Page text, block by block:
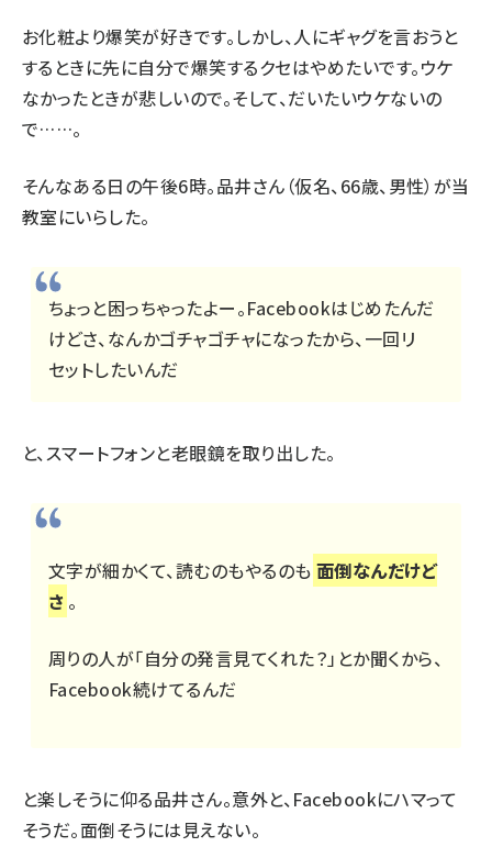
お化粧より爆笑が好きです。しかし、人にギャグを言おうと
するときに先に自分で爆笑するクセはやめたいです。ウケ
なかったときが悲しいので。そして、だいたいウケないの
で……。
そんなある日の午後6時。品井さん（仮名、66歳、男性）が当
教室にいらした。
ちょっと困っちゃったよー。Facebookはじめたんだ
けどさ、なんかゴチャゴチャになったから、一回リ
セットしたいんだ
と、スマートフォンと老眼鏡を取り出した。
文字が細かくて、読むのもやるのも 面倒なんだけど
さ 。
周りの人が「自分の発言見てくれた？」とか聞くから、
Facebook続けてるんだ
と楽しそうに仰る品井さん。意外と、Facebookにハマって
そうだ。面倒そうには見えない。